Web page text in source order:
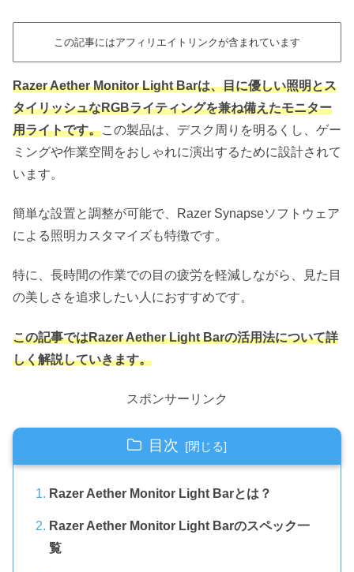
この記事にはアフィリエイトリンクが含まれています
Razer Aether Monitor Light Barは、目に優しい照明とス
タイリッシュなRGBライティングを兼ね備えたモニター
用ライトです。この製品は、デスク周りを明るくし、ゲー
ミングや作業空間をおしゃれに演出するために設計されて
います。
簡単な設置と調整が可能で、Razer Synapseソフトウェア
による照明カスタマイズも特徴です。
特に、長時間の作業での目の疲労を軽減しながら、見た目
の美しさを追求したい人におすすめです。
この記事ではRazer Aether Light Barの活用法について詳
しく解説していきます。
スポンサーリンク
目次
Razer Aether Monitor Light Barとは？
Razer Aether Monitor Light Barのスペック一
覧